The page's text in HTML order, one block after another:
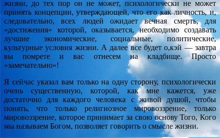
жизни, до тех пор он не может, психологически не может
принять концепции, утверждающей, что его как личность, и,
следовательно, всех людей ожидает вечная смерть, для
«достижения» которой, оказывается, необходимо создавать
лучшие экономические, социальные, политические,
культурные условия жизни. А далее все будет о,кэй — завтра
вы помрете и вас отнесем на кладбище. Просто
«замечательно»!
Я сейчас указал вам только на одну сторону, психологически
очень существенную, которой, как мне кажется, уже
достаточно для каждого человека с живой душой, чтобы
понять, что только религиозное мировоззрение, только
мировоззрение, которое принимает за свою основу Того, Кого
мы называем Богом, позволяет говорить о смысле жизни.